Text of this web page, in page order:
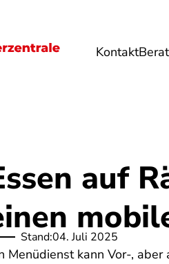
Kontakt
Lebensmittel
auf
Stand:04. Juli 2025
Menüdienst kann Vor-,